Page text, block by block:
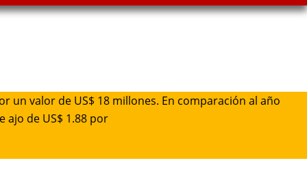
un valor de US$ 18 millones. En comparación al año
ajo de US$ 1.88 por